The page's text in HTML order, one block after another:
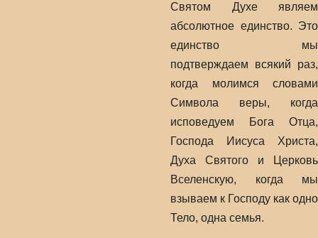
Святом Духе являем
абсолютное единство. Это
единство мы
подтверждаем всякий раз,
когда молимся словами
Символа веры, когда
исповедуем Бога Отца,
Господа Иисуса Христа,
Духа Святого и Церковь
Вселенскую, когда мы
взываем к Господу как одно
Тело, одна семья.